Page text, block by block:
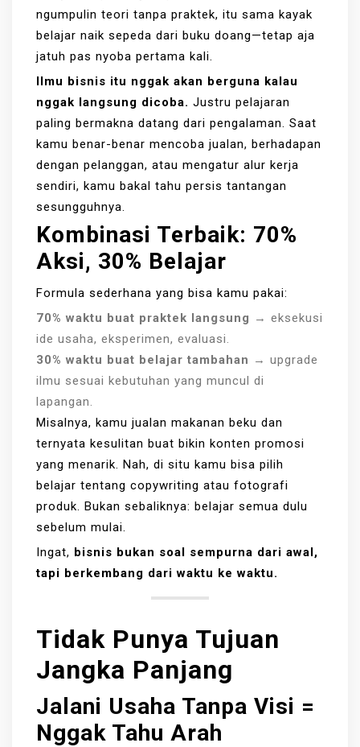
ngumpulin teori tanpa praktek, itu sama kayak
belajar naik sepeda dari buku doang—tetap aja
jatuh pas nyoba pertama kali.
Ilmu bisnis itu nggak akan berguna kalau
nggak langsung dicoba. Justru pelajaran
paling bermakna datang dari pengalaman. Saat
kamu benar-benar mencoba jualan, berhadapan
dengan pelanggan, atau mengatur alur kerja
sendiri, kamu bakal tahu persis tantangan
sesungguhnya.
Kombinasi Terbaik: 70%
Aksi, 30% Belajar
Formula sederhana yang bisa kamu pakai:
70% waktu buat praktek langsung → eksekusi
ide usaha, eksperimen, evaluasi.
30% waktu buat belajar tambahan → upgrade
ilmu sesuai kebutuhan yang muncul di
lapangan.
Misalnya, kamu jualan makanan beku dan
ternyata kesulitan buat bikin konten promosi
yang menarik. Nah, di situ kamu bisa pilih
belajar tentang copywriting atau fotografi
produk. Bukan sebaliknya: belajar semua dulu
sebelum mulai.
Ingat, bisnis bukan soal sempurna dari awal,
tapi berkembang dari waktu ke waktu.
Tidak Punya Tujuan
Jangka Panjang
Jalani Usaha Tanpa Visi =
Nggak Tahu Arah